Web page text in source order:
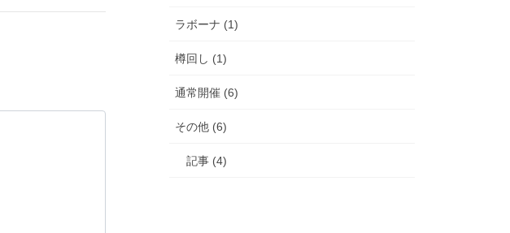
ラボーナ (1)
樽回し (1)
通常開催 (6)
その他 (6)
記事 (4)